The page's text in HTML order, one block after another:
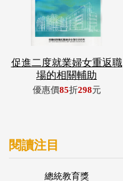
促進二度就業婦女重返職
場的相關輔助
優惠價85折298元
閱讀注目
總統教育獎